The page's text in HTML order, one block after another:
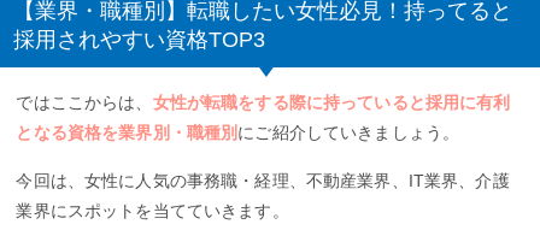
【業界・職種別】転職したい女性必見！持ってると
採用されやすい資格TOP3
ではここからは、 女性が転職をする際に持っていると採用に有利
となる資格を業界別・職種別 にご紹介していきましょう。
今回は、女性に人気の事務職・経理、不動産業界、IT業界、介護
業界にスポットを当てていきます。